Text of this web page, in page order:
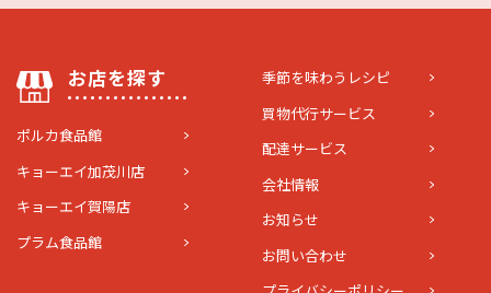
お店を探す
ポルカ食品館
キョーエイ加茂川店
キョーエイ賀陽店
プラム食品館
季節を味わうレシピ
買物代行サービス
配達サービス
会社情報
お知らせ
お問い合わせ